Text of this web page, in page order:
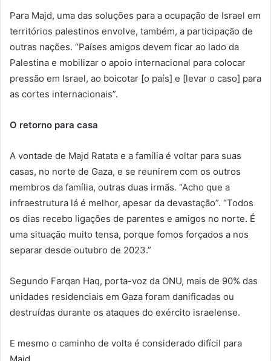
Para Majd, uma das soluções para a ocupação de Israel em
territórios palestinos envolve, também, a participação de
outras nações. “Países amigos devem ficar ao lado da
Palestina e mobilizar o apoio internacional para colocar
pressão em Israel, ao boicotar [o país] e [levar o caso] para
as cortes internacionais”.
O retorno para casa
A vontade de Majd Ratata e a família é voltar para suas
casas, no norte de Gaza, e se reunirem com os outros
membros da família, outras duas irmãs. “Acho que a
infraestrutura lá é melhor, apesar da devastação”. “Todos
os dias recebo ligações de parentes e amigos no norte. É
uma situação muito tensa, porque fomos forçados a nos
separar desde outubro de 2023.”
Segundo Farqan Haq, porta-voz da ONU, mais de 90% das
unidades residenciais em Gaza foram danificadas ou
destruídas durante os ataques do exército israelense.
E mesmo o caminho de volta é considerado difícil para